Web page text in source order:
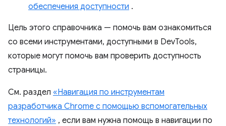
обеспечения доступности .
Цель этого справочника — помочь вам ознакомиться
со всеми инструментами, доступными в DevTools,
которые могут помочь вам проверить доступность
страницы.
См. раздел «Навигация по инструментам
разработчика Chrome с помощью вспомогательных
технологий» , если вам нужна помощь в навигации по